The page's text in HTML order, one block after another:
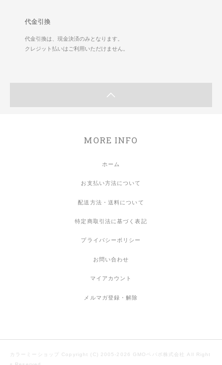
代金引換
代金引換は、現金決済のみとなります。
クレジット払いはご利用いただけません。
MORE INFO
ホーム
お支払い方法について
配送方法・送料について
特定商取引法に基づく表記
プライバシーポリシー
お問い合わせ
マイアカウント
メルマガ登録・解除
カラーミーショップ Copyright (C) 2005-2026 GMOペパボ株式会社
All Right